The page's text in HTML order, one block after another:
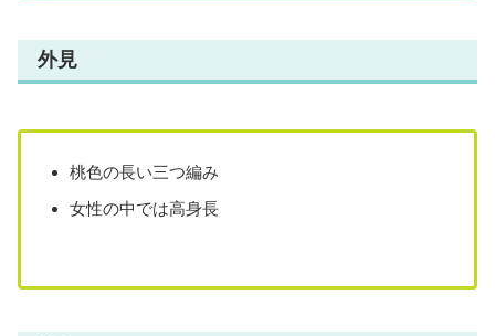
外見
桃色の長い三つ編み
女性の中では高身長